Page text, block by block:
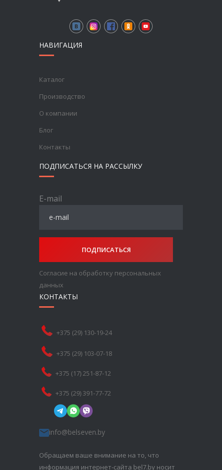
НАВИГАЦИЯ
Каталог
Производство
О компании
Блог
Контакты
ПОДПИСАТЬСЯ НА РАССЫЛКУ
E-mail
ПОДПИСАТЬСЯ
Согласие на обработку персональных
данных
КОНТАКТЫ
+375 (29) 130-19-24
+375 (29) 103-07-18
+375 (17) 251-87-12
+375 (29) 391-77-72
info@belseven.by
Обращаем ваше внимание на то, что
информация интернет-сайта bel7.by носит